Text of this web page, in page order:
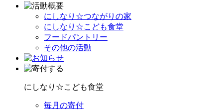
にしなり☆つながりの家
にしなり☆こども食堂
フードパントリー
その他の活動
にしなり☆こども食堂
毎月の寄付